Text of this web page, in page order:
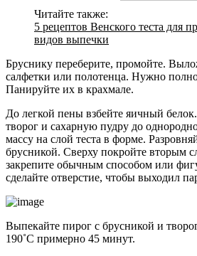
Читайте также:
5 рецептов Венского теста для
видов выпечки
Бруснику переберите, промойте.
салфетки или полотенца. Нужно
Панируйте их в крахмале.
До легкой пены взбейте яичный
творог и сахарную пудру до
массу на слой теста в форме.
брусникой. Сверху покройте вторым
закрепите обычным способом или
сделайте отверстие, чтобы выходил
Выпекайте пирог с брусникой и
190˚С примерно 45 минут.